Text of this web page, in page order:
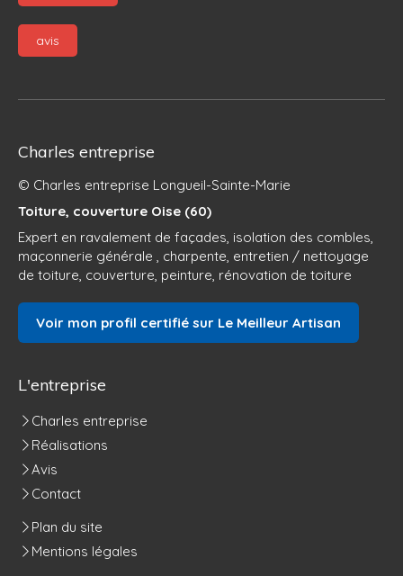
avis
Charles entreprise
© Charles entreprise Longueil-Sainte-Marie
Toiture, couverture Oise (60)
Expert en ravalement de façades, isolation des combles,
maçonnerie générale , charpente, entretien / nettoyage
de toiture, couverture, peinture, rénovation de toiture
Voir mon profil certifié sur Le Meilleur Artisan
L'entreprise
Charles entreprise
Réalisations
Avis
Contact
Plan du site
Mentions légales